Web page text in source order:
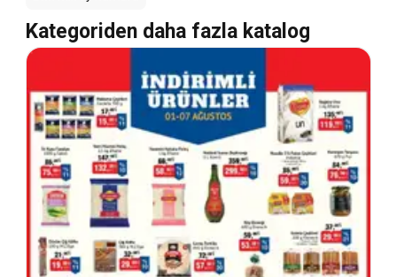
Kategoriden daha fazla katalog